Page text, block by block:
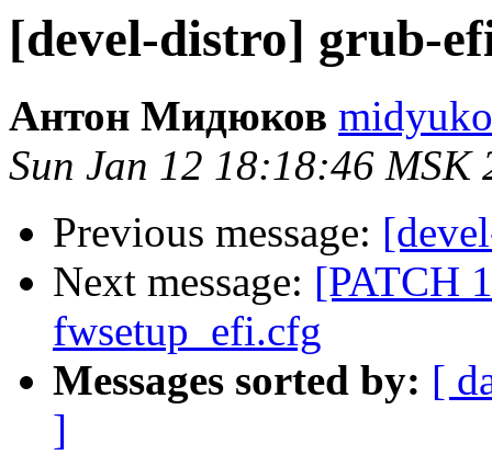
[devel-distro] grub-
Антон Мидюков
Sun Jan 12 18:18:46 MSK
Previous message:
Next message: [PATCH
fwsetup_efi.cfg
Messages sorted by: [
]